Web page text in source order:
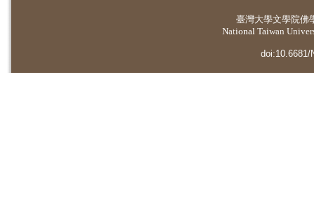
臺灣大學文學院佛
National Taiwan
doi:10.6681/